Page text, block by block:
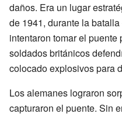
daños. Era un lugar
de 1941, durante la
intentaron tomar el
soldados británicos
colocado explosivos para
Los alemanes lograron
capturaron el puente. Sin